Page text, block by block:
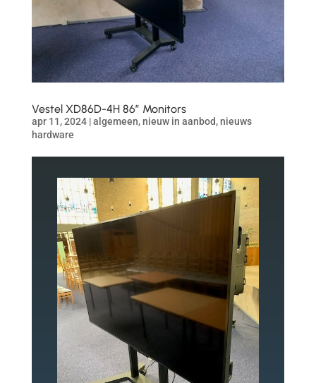
Vestel XD86D-4H 86″ Monitors
apr 11, 2024|algemeen,nieuw in aanbod,nieuws
hardware